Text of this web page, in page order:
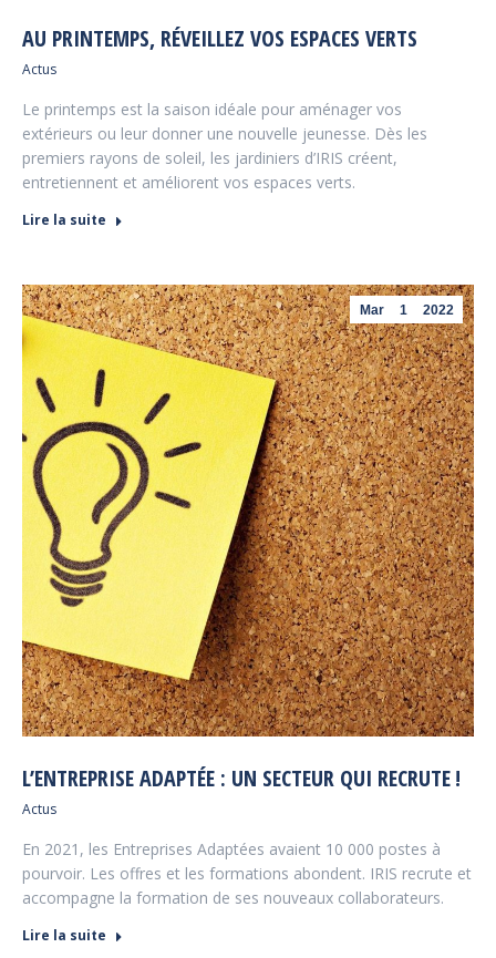
AU PRINTEMPS, RÉVEILLEZ VOS ESPACES VERTS
Actus
Le printemps est la saison idéale pour aménager vos
extérieurs ou leur donner une nouvelle jeunesse. Dès les
premiers rayons de soleil, les jardiniers d’IRIS créent,
entretiennent et améliorent vos espaces verts.
Lire la suite
Mar 1 2022
L’ENTREPRISE ADAPTÉE : UN SECTEUR QUI RECRUTE !
Actus
En 2021, les Entreprises Adaptées avaient 10 000 postes à
pourvoir. Les offres et les formations abondent. IRIS recrute et
accompagne la formation de ses nouveaux collaborateurs.
Lire la suite